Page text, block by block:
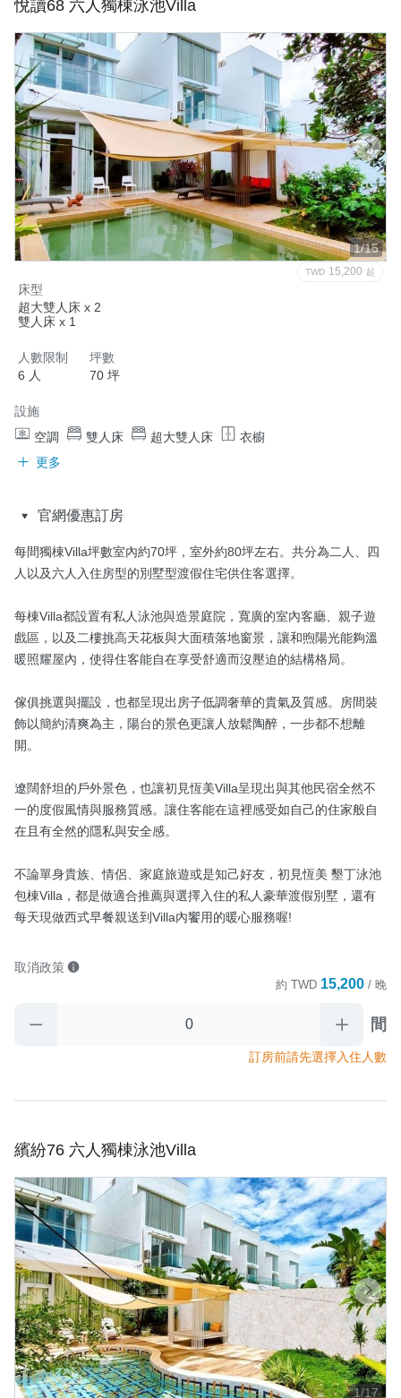
悅讀68 六人獨棟泳池Villa
1/15
TWD 15,200 起
床型
超大雙人床 x 2
雙人床 x 1
人數限制
6 人
坪數
70 坪
設施
空調
雙人床 超大雙人床
衣櫥
更多
官網優惠訂房
每間獨棟Villa坪數室內約70坪，室外約80坪左右。共分為二人、四
人以及六人入住房型的別墅型渡假住宅供住客選擇。
每棟Villa都設置有私人泳池與造景庭院，寬廣的室內客廳、親子遊
戲區，以及二樓挑高天花板與大面積落地窗景，讓和煦陽光能夠溫
暖照耀屋內，使得住客能自在享受舒適而沒壓迫的結構格局。
傢俱挑選與擺設，也都呈現出房子低調奢華的貴氣及質感。房間裝
飾以簡約清爽為主，陽台的景色更讓人放鬆陶醉，一步都不想離
開。
遼闊舒坦的戶外景色，也讓初見恆美Villa呈現出與其他民宿全然不
一的度假風情與服務質感。讓住客能在這裡感受如自己的住家般自
在且有全然的隱私與安全感。
不論單身貴族、情侶、家庭旅遊或是知己好友，初見恆美 墾丁泳池
包棟Villa，都是做適合推薦與選擇入住的私人豪華渡假別墅，還有
每天現做西式早餐親送到Villa內饗用的暖心服務喔!
取消政策
約 TWD 15,200 / 晚
間
訂房前請先選擇入住人數
繽紛76 六人獨棟泳池Villa
1/17